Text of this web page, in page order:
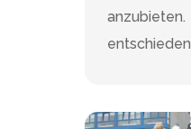
entschieden